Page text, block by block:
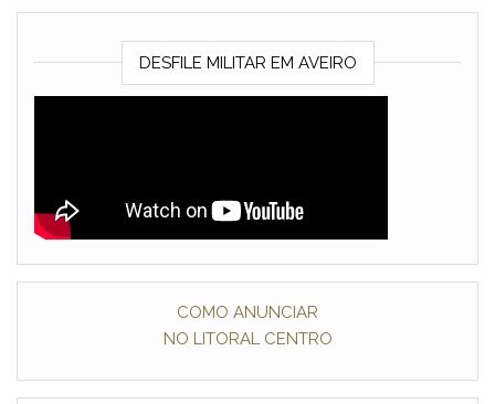
DESFILE MILITAR EM AVEIRO
COMO ANUNCIAR
NO LITORAL CENTRO